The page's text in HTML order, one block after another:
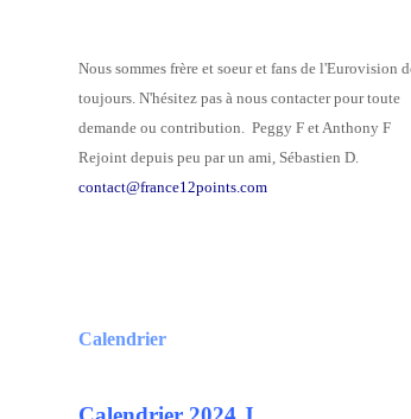
Nous sommes frère et soeur et fans de l'Eurovision
toujours. N'hésitez pas à nous contacter pour toute
demande ou contribution. Peggy F et Anthony F
Rejoint depuis peu par un ami, Sébastien D.
contact@france12points.com
Calendrier